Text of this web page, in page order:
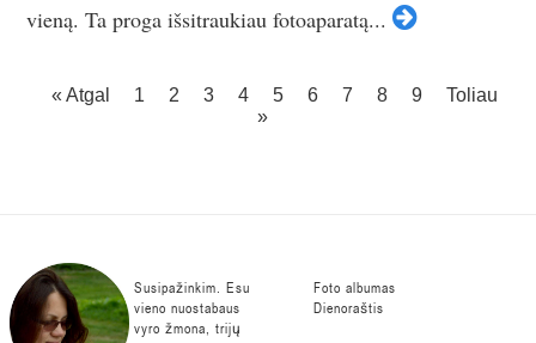
vieną. Ta proga išsitraukiau fotoaparatą...
« Atgal 1 2 3 4 5 6 7 8 9
Toliau
»
Susipažinkim. Esu
vieno nuostabaus
vyro žmona, trijų
Foto albumas
Dienoraštis